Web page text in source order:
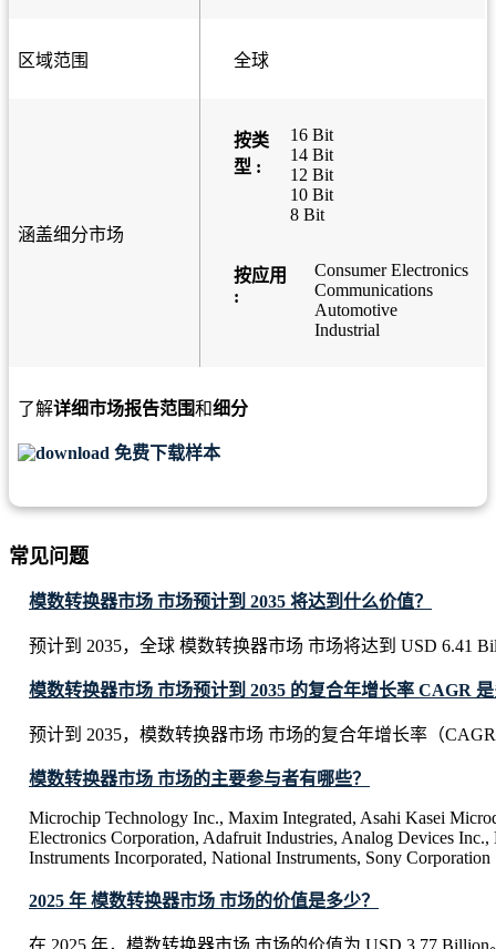
区域范围 全球
涵盖细分市场
按类
型 :
16 Bit
14 Bit
12 Bit
10 Bit
8 Bit
按应用
:
Consumer Electronics
Communications
Automotive
Industrial
了解详细市场报告范围和细分
免费下载样本
常见问题
模数转换器市场 市场预计到 2035 将达到什么价值？
预计到 2035，全球 模数转换器市场 市场将达到 USD 6.41
模数转换器市场 市场预计到 2035 的复合年增长率 CAGR
预计到 2035，模数转换器市场 市场的复合年增长率（
模数转换器市场 市场的主要参与者有哪些？
Microchip Technology Inc., Maxim Integrated, Asahi Kasei
Electronics Corporation, Adafruit Industries, Analog Devices
Instruments Incorporated, National Instruments, Sony Corporation
2025 年 模数转换器市场 市场的价值是多少？
在 2025 年，模数转换器市场 市场的价值为 USD 3.77 Billion